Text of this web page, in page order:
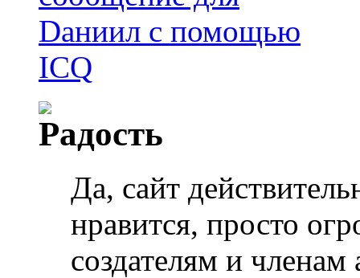
Да, сайт
нравится, просто
создателям и